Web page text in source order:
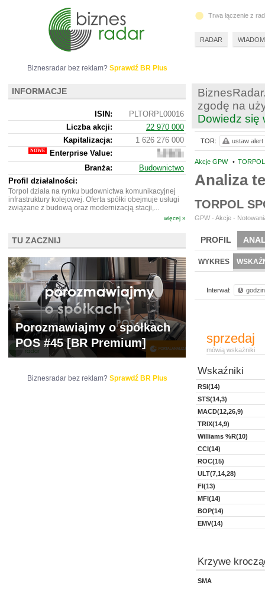
zgodę na
Dowiedz się
Akcje GPW •
Analiza
TORPOL
GPW - Akcje -
PROFIL
WYCENA BR
WYKRES
Interwał:
sprzedaj
mówią wskaźniki
Wskaźniki
RSI(14)
STS(14,3)
MACD(12,26,9)
TRIX(14,9)
Williams %R(10)
CCI(14)
ROC(15)
ULT(7,14,28)
FI(13)
MFI(14)
BOP(14)
EMV(14)
Krzywe
SMA
TOR: ustaw alert
Biznesradar bez reklam? Sprawdź BR Plus
INFORMACJE
ISIN:
PLTORPL00016
Liczba akcji:
22 970 000
Kapitalizacja:
1 626 276 000
Enterprise Value:
1
170
802
Branża:
Budownictwo
Profil działalności:
Torpol działa na rynku budownictwa komunikacyjnej
infrastruktury kolejowej. Oferta spółki obejmuje usługi
związane z budową oraz modernizacją stacji,...
więcej »
TU ZACZNIJ
Porozmawiajmy o spółkach
POS #45 [BR Premium]
Biznesradar bez reklam? Sprawdź BR Plus
Trwa łączenie z
RADAR